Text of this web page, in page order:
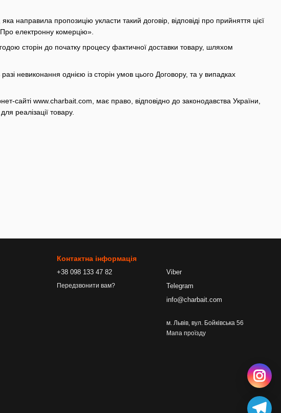
пропозицію укласти такий договір, відповіді про прийняття цієї
електронну комерцію».
сторін до початку процесу фактичної доставки товару, шляхом
невиконання однією із сторін умов цього Договору, та у випадках
сайті www.charbait.com, має право, відповідно до законодавства України,
реалізації товару.
Контактна інформація
+38 098 133 47 82
Передзвонити вам?
Viber
Telegram
info@charbait.com
м. Львів, вул. Бойківська 56
Мапа проїзду